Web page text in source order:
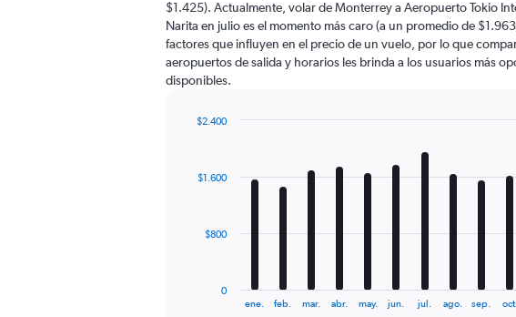
chart
has
1
Y
axis
values.
6000.
$1.425). Actualmente, volar de Monterrey a Aeropuerto Tokio
Narita en julio es el momento más caro (a un promedio de
factores que influyen en el precio de un vuelo, por lo que
aeropuertos de salida y horarios les brinda a los usuarios más
disponibles.
12
The
ene. feb. mar. abr. may. jun. jul. ago. sep.
0
$800
$1.600
$2.400